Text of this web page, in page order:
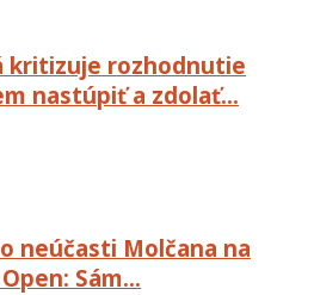
kritizuje rozhodnutie
nastúpiť a zdolať…
neúčasti Molčana na
Sám…